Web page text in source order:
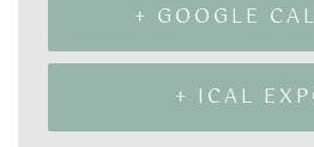
+ GOOGLE
+ ICAL